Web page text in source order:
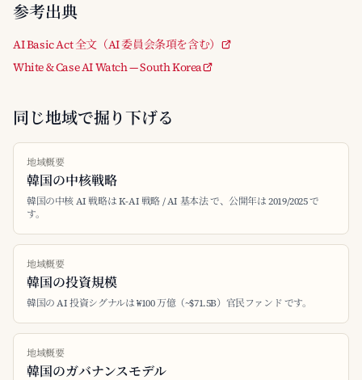
参考出典
AI Basic Act 全文（AI 委員会条項を含む）
White & Case AI Watch — South Korea
同じ地域で掘り下げる
地域概要
韓国の中核戦略
韓国の中核 AI 戦略は K-AI 戦略 / AI 基本法 で、公開年は 2019/2025 で
す。
地域概要
韓国の投資規模
韓国の AI 投資シグナルは ₩100 万億（~$71.5B）官民ファンド です。
地域概要
韓国のガバナンスモデル